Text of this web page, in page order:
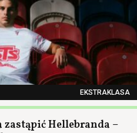
EKSTRAKLASA
Hellebranda –